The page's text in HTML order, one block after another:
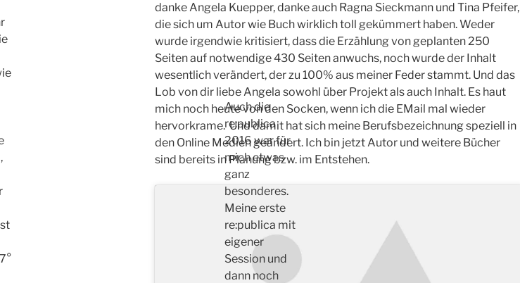
danke Angela Kuepper, danke auch Ragna Sieckmann und Tina Pfeifer,
die sich um Autor wie Buch wirklich toll gekümmert haben. Weder
wurde irgendwie kritisiert, dass die Erzählung von geplanten 250
Seiten auf notwendige 430 Seiten anwuchs, noch wurde der Inhalt
wesentlich verändert, der zu 100% aus meiner Feder stammt. Und das
Lob von dir liebe Angela sowohl über Projekt als auch Inhalt. Es haut
mich noch heute von den Socken, wenn ich die EMail mal wieder
hervorkrame. Und damit hat sich meine Berufsbezeichnung speziell in
den Online Medien geändert. Ich bin jetzt Autor und weitere Bücher
sind bereits in Planung bzw. im Entstehen.
Auch die
re:publica
2016 war für
mich etwas
ganz
besonderes.
Meine erste
re:publica mit
eigener
Session und
dann noch